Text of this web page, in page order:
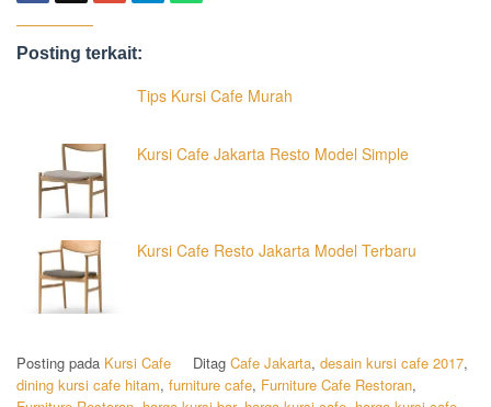
Posting terkait:
Tips Kursi Cafe Murah
Kursi Cafe Jakarta Resto Model Simple
Kursi Cafe Resto Jakarta Model Terbaru
Posting pada Kursi Cafe Ditag Cafe Jakarta, desain kursi cafe 2017,
dining kursi cafe hitam, furniture cafe, Furniture Cafe Restoran,